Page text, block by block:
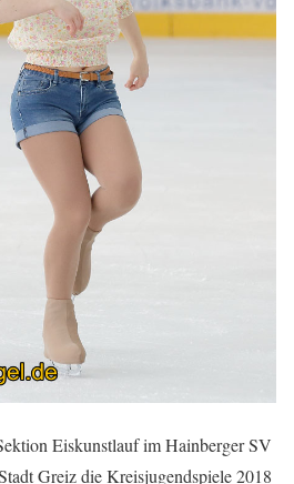
Eiskunstlauf im Hainberger SV
Greiz die Kreisjugendspiele 2018